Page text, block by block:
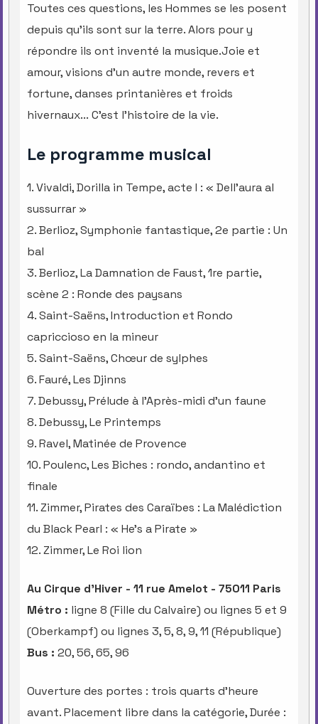
Toutes ces questions, les Hommes se les posent
depuis qu’ils sont sur la terre. Alors pour y
répondre ils ont inventé la musique.Joie et
amour, visions d’un autre monde, revers et
fortune, danses printanières et froids
hivernaux... C’est l’histoire de la vie.
Le programme musical
1. Vivaldi, Dorilla in Tempe, acte I : « Dell'aura al
sussurrar »
2. Berlioz, Symphonie fantastique, 2e partie : Un
bal
3. Berlioz, La Damnation de Faust, 1re partie,
scène 2 : Ronde des paysans
4. Saint-Saëns, Introduction et Rondo
capriccioso en la mineur
5. Saint-Saëns, Chœur de sylphes
6. Fauré, Les Djinns
7. Debussy, Prélude à l'Après-midi d'un faune
8. Debussy, Le Printemps
9. Ravel, Matinée de Provence
10. Poulenc, Les Biches : rondo, andantino et
finale
11. Zimmer, Pirates des Caraïbes : La Malédiction
du Black Pearl : « He's a Pirate »
12. Zimmer, Le Roi lion
Au Cirque d’Hiver - 11 rue Amelot - 75011 Paris
Métro : ligne 8 (Fille du Calvaire) ou lignes 5 et 9
(Oberkampf) ou lignes 3, 5, 8, 9, 11 (République)
Bus : 20, 56, 65, 96
Ouverture des portes : trois quarts d'heure
avant. Placement libre dans la catégorie, Durée :